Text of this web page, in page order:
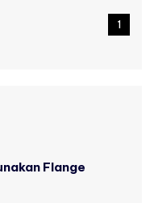
1
Flange